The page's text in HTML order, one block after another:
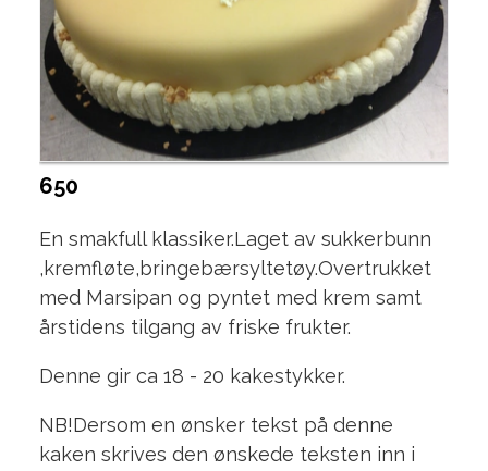
650
En smakfull klassiker.Laget av sukkerbunn
,kremfløte,bringebærsyltetøy.Overtrukket
med Marsipan og pyntet med krem samt
årstidens tilgang av friske frukter.
Denne gir ca 18 - 20 kakestykker.
NB!Dersom en ønsker tekst på denne
kaken skrives den ønskede teksten inn i